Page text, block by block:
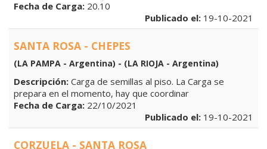
Fecha de Carga: 20.10
Publicado el: 19-10-2021
SANTA ROSA - CHEPES
(LA PAMPA - Argentina) - (LA RIOJA - Argentina)
Descripción: Carga de semillas al piso. La Carga se
prepara en el momento, hay que coordinar
Fecha de Carga: 22/10/2021
Publicado el: 19-10-2021
CORZUELA - SANTA ROSA